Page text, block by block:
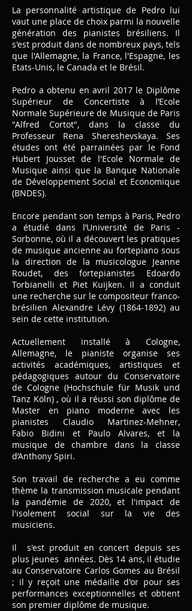
La personnalité artistique de Pedro lui
vaut une place de choix parmi la nouvelle
génération des pianistes brésiliens. Il
s'est produit dans de nombreux pays, tels
que l'Allemagne, la France, l'Espagne, les
Etats-Unis, le Canada et le Brésil.
Pedro a obtenu en avril 2017 le Diplôme
Supérieur de Concertiste à l’Ecole
Normale Supérieure de Musique de Paris
"Alfred Cortot", dans la classe du
Professeur Rena Shereshevskaya. Ses
études ont été parrainées par le Fond
Hubert Jousset de l'Ecole Normale de
Musique ainsi que la Banque Nationale
de Développement Social et Economique
(BNDES).
Encore pendant son temps à Paris, Pedro
a étudié dans l’Université de Paris -
Sorbonne, où il a découvert les pratiques
de musique ancienne au fortepiano sous
la direction de la musicologue Jeanne
Roudet, des fortepianistes Edoardo
Torbianelli et Piet Kuijken. Il a conduit
une recherche sur le compositeur franco-
brésilien Alexandre Lévy (1864-1892)au
sein de cette institution.
Actuellement installé à Cologne,
Allemagne, le pianiste organise ses
activités académiques, artistiques et
pédagogiques autour du Conservatoire
de Cologne (Hochschule für Musik und
Tanz Köln) , où il a réussi son diplôme de
Master en piano moderne avec les
pianistes Claudio Martinez-Mehner,
Fabio Bidini et Paulo Alvares, et la
musique de chambre dans la classe
d’Anthony Spiri.
Son travail de recherche a eu comme
thème la transmission musicale pendant
la pandémie de 2020, et l'impact de
l'isolement social sur la vie des
musiciens.
Il s'est produit en concert depuis ses
plus jeunes années. Dès 14 ans, il étudie
au Conservatoire Carlos Gomes au Brésil
; il y reçoit une médaille d'or pour ses
performances exceptionnelles et obtient
son premier diplôme de musique.